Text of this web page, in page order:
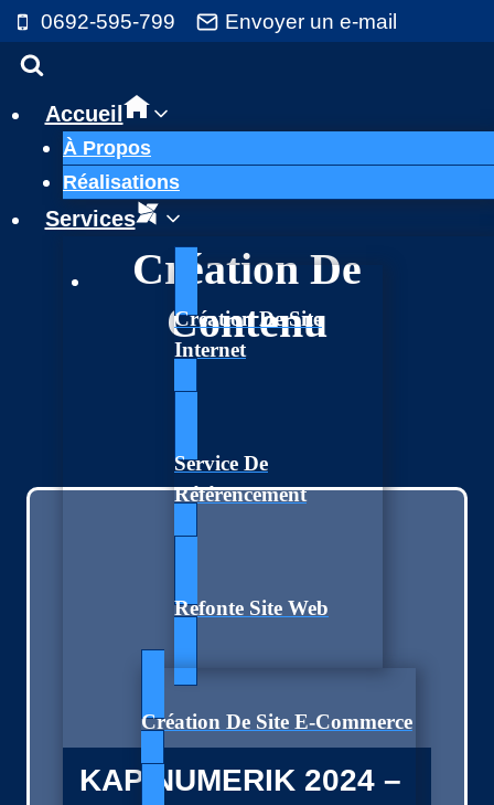
Aller
au
contenu
0692-595-799 Envoyer un e-mail
Accueil
À Propos
Réalisations
Services
Création De Site
Internet
Service De
Référencement
Refonte Site Web
Création De Site E-Commerce
Création De
Contenu
KAP NUMERIK 2024 –